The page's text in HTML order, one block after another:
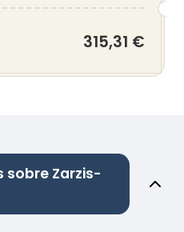
315,31 €
Zarzis-